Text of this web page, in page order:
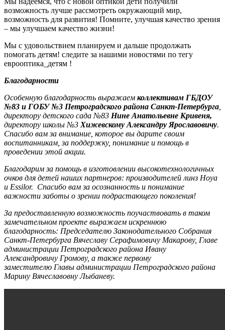
возможность лучше рассмотреть окружающий мир,
возможность для развития! Помните, улучшая качество зрения
– мы улучшаем качество жизни!
Мы с удовольствием планируем и дальше продолжать
помогать детям! следите за нашими новостями по тегу
еврооптика_детям !
Благодарности
Особенную благодарность выражаем коллективам ГБДОУ
№83 и ГОБУ №3 Петроградского района Санкт-Петербурга
директору детского сада №83 Нине Анатольевне Кривеня,
директору школы №3 Хижевскому Александру Ярославовичу.
Спасибо вам за внимание, которое вы дарите своим
воспитанникам, за поддержку, понимание и помощь в
проведении этой акции.
Благодарим за помощь в изготовлении высокотехнологичных
очков для детей наших партнеров: производителей линз Hoya
и Essilor. Спасибо вам за осознанность и понимание
важности заботы о зрении подрастающего поколения!
За предоставленную возможность поучаствовать в таком
замечательном проекте выражаем искреннюю
благодарность: Председателю Законодательного Собрания
Санкт-Петербурга Вячеславу Серафимовичу Макарову, Главе
администрации Петроградского района Ивану
Александровичу Громову, а также первому
заместителю Главы администрации Петроградского района
Марину Вячеславовну Лыбаневу.